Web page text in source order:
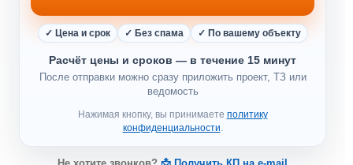
✓ Цена и срок ✓ Без спама ✓ По вашему объекту
Расчёт цены и сроков — в течение 15 минут
После отправки можно сразу приложить проект, ТЗ или
ведомость
Нажимая кнопку, вы принимаете политику
конфиденциальности.